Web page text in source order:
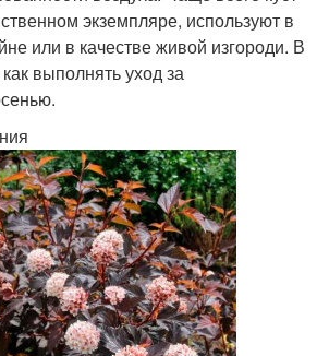
экземпляре, используют в
или в качестве живой изгороди. В
выполнять уход за